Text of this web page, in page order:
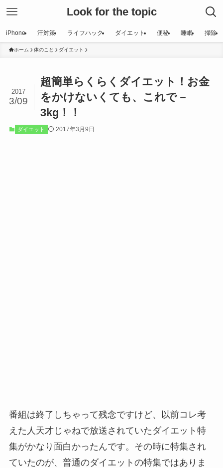
Look for the topic
iPhone 汗対策 ライフハック ダイエット 便秘 睡眠 掃除
ホーム 体のこと ダイエット
超簡単らくらくダイエット！お金
をかけないくても、これで－
3kg！！
2017
3/09
ダイエット 2017年3月9日
番組は終了しちゃって残念ですけど、以前コレ考
えた人天才じゃねで放送されていたダイエット特
集がかなり面白かったんです。その時に特集され
ていたのが、普通のダイエットの特集ではありま